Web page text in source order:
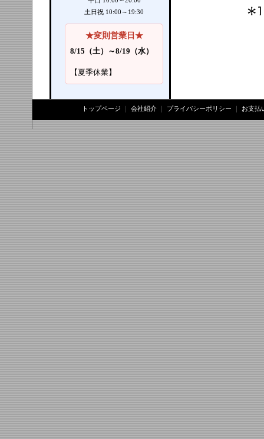
土日祝 10:00～19:30
★変則営業日★
8/15（土）～8/19（水）
【夏季休業】
トップページ 会社紹介 プライバシーポリシー お支払